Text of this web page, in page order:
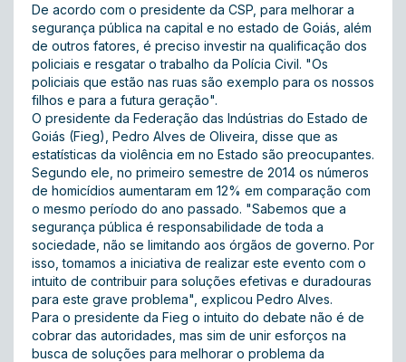
De acordo com o presidente da CSP, para melhorar a
segurança pública na capital e no estado de Goiás, além
de outros fatores, é preciso investir na qualificação dos
policiais e resgatar o trabalho da Polícia Civil. "Os
policiais que estão nas ruas são exemplo para os nossos
filhos e para a futura geração".
O presidente da Federação das Indústrias do Estado de
Goiás (Fieg), Pedro Alves de Oliveira, disse que as
estatísticas da violência em no Estado são preocupantes.
Segundo ele, no primeiro semestre de 2014 os números
de homicídios aumentaram em 12% em comparação com
o mesmo período do ano passado. "Sabemos que a
segurança pública é responsabilidade de toda a
sociedade, não se limitando aos órgãos de governo. Por
isso, tomamos a iniciativa de realizar este evento com o
intuito de contribuir para soluções efetivas e duradouras
para este grave problema", explicou Pedro Alves.
Para o presidente da Fieg o intuito do debate não é de
cobrar das autoridades, mas sim de unir esforços na
busca de soluções para melhorar o problema da